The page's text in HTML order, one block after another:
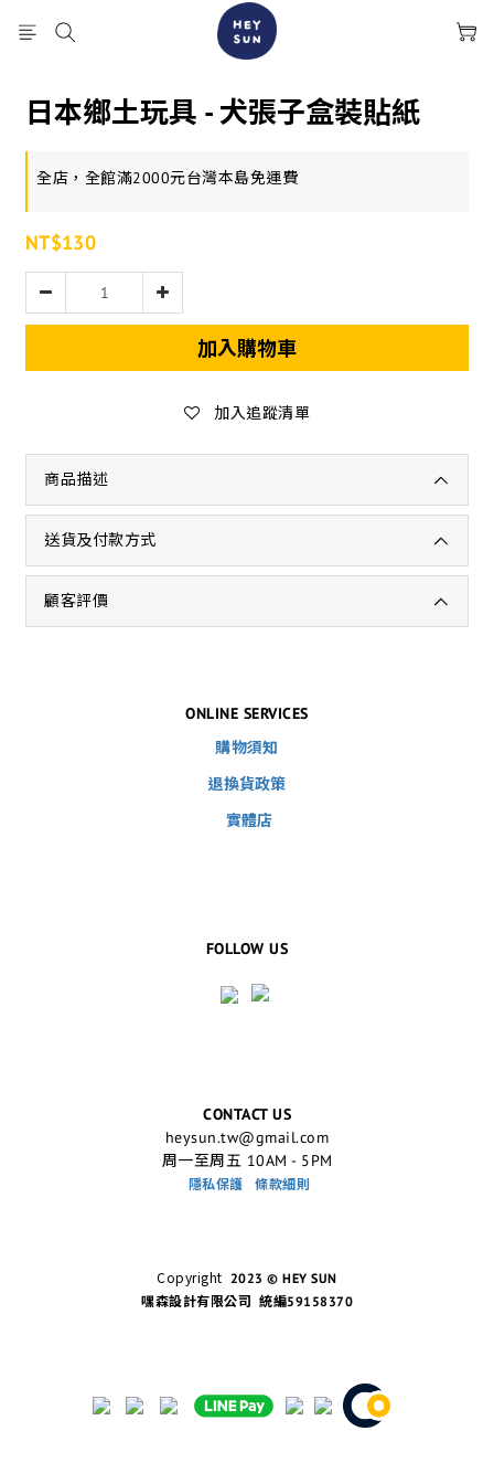
日本鄉土玩具 - 犬張子盒裝貼紙
全店，全館滿2000元台灣本島免運費
NT$130
加入購物車
加入追蹤清單
商品描述
送貨及付款方式
顧客評價
ONLINE SERVICES
購物須知
退換貨政策
實體店
FOLLOW US
CONTACT US
heysun.tw@gmail.com
周一至周五 10AM - 5PM
隱私保護 條款細則
Copyright 2023 © HEY SUN
嘿森設計有限公司 統編59158370